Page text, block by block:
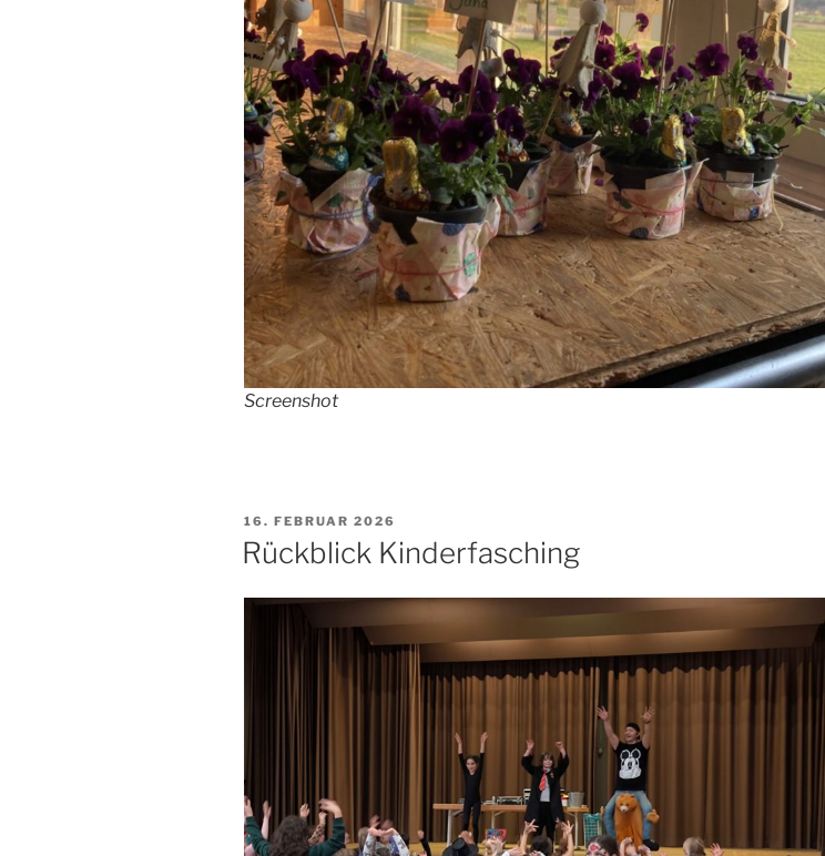
Screenshot
VERÖFFENTLICHT
AM
16. FEBRUAR 2026
Rückblick Kinderfasching